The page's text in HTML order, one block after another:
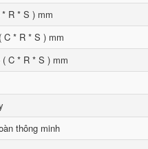
R * S ) mm
* R * S ) mm
C * R * S ) mm
thông minh